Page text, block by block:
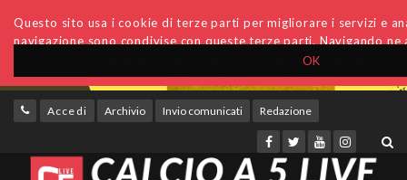
OK
Questo sito usa i cookie di terze parti per migliorare i servizi e
navigazione sono condivise con queste terze parti. Navigando
Accedi Archivio Invio comunicati Redazione